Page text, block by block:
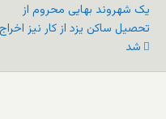
یک شهروند بهایی محروم از
تحصیل ساکن یزد از کار نیز اخراج
شد